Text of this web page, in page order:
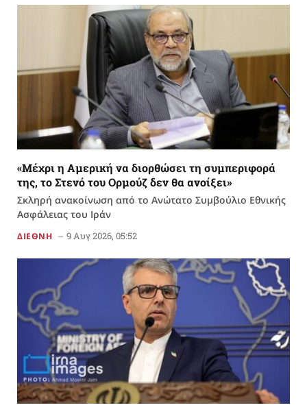
«Μέχρι η Αμερική να διορθώσει τη συμπεριφορά
της, το Στενό του Ορμούζ δεν θα ανοίξει»
Σκληρή ανακοίνωση από το Ανώτατο Συμβούλιο Εθνικής
Ασφάλειας του Ιράν
ΔΙΕΘΝΗ 9 Αυγ 2026, 05:52